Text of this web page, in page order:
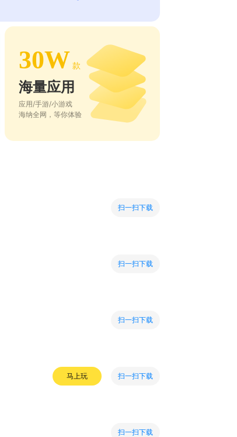
30W 款
海量应用
应用/手游/小游戏
海纳全网，等你体验
扫一扫下载
扫一扫下载
扫一扫下载
马上玩 扫一扫下载
扫一扫下载